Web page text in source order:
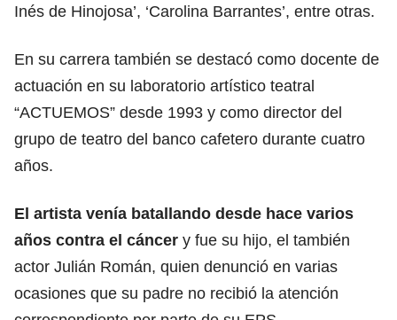
Inés de Hinojosa’, ‘Carolina Barrantes’, entre otras.
En su carrera también se destacó como docente de
actuación en su laboratorio artístico teatral
“ACTUEMOS” desde 1993 y como director del
grupo de teatro del banco cafetero durante cuatro
años.
El artista venía batallando desde hace varios
años contra el cáncer y fue su hijo, el también
actor Julián Román, quien denunció en varias
ocasiones que su padre no recibió la atención